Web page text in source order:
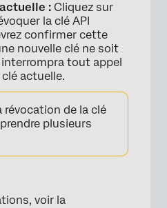
: Cliquez sur
la clé API
confirmer cette
nouvelle clé ne soit
interrompra tout appel
clé actuelle.
révocation de la clé
plusieurs
voir la